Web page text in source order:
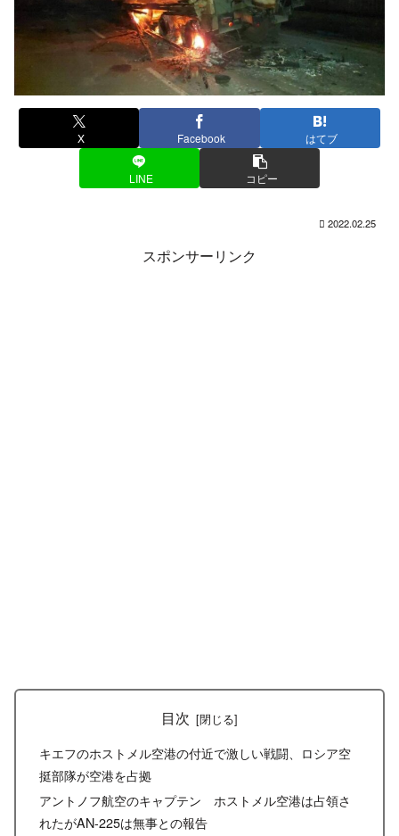
X Facebook はてブ
LINE コピー
2022.02.25
スポンサーリンク
目次
キエフのホストメル空港の付近で激しい戦闘、ロシア空
挺部隊が空港を占拠
アントノフ航空のキャプテン ホストメル空港は占領さ
れたがAN-225は無事との報告